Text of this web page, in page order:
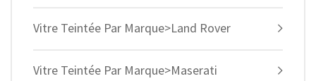
Vitre Teintée Par Marque>Land Rover
Vitre Teintée Par Marque>Maserati